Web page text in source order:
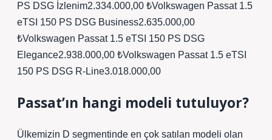
PS DSG İzlenim2.334.000,00 ₺Volkswagen Passat 1.5
eTSI 150 PS DSG Business2.635.000,00
₺Volkswagen Passat 1.5 eTSI 150 PS DSG
Elegance2.938.000,00 ₺Volkswagen Passat 1.5 eTSI
150 PS DSG R-Line3.018.000,00
Passat’ın hangi modeli tutuluyor?
Ülkemizin D segmentinde en çok satılan modeli olan